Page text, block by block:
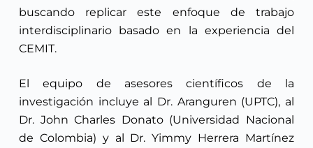
buscando replicar este enfoque de trabajo
interdisciplinario basado en la experiencia del
CEMIT.
El equipo de asesores científicos de la
investigación incluye al Dr. Aranguren (UPTC), al
Dr. John Charles Donato (Universidad Nacional
de Colombia) y al Dr. Yimmy Herrera Martínez